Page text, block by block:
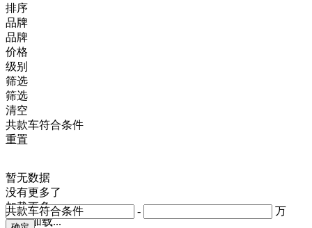
排序
品牌
品牌
价格
- 万
级别
共款车符合条件
筛选
筛选
清空
共款车符合条件
重置
暂无数据
没有更多了
加载更多
正在加载...